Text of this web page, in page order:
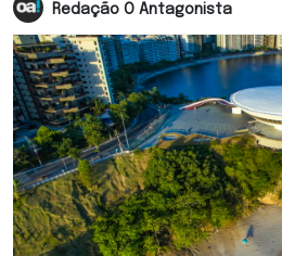
Redação O Antagonista